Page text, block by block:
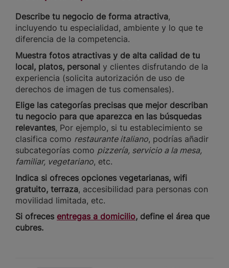
Describe tu negocio de forma atractiva,
incluyendo tu especialidad, ambiente y lo que te
diferencia de la competencia.
Muestra fotos atractivas y de alta calidad de tu
local, platos, personal y clientes disfrutando de la
experiencia (solicita autorización de uso de
derechos de imagen de tus comensales).
Elige las categorías precisas que mejor describan
tu negocio para que aparezca en las búsquedas
relevantes, Por ejemplo, si tu establecimiento se
clasifica como restaurante italiano, podrías añadir
subcategorías como pizzería, servicio a la mesa,
familiar, vegetariano, etc.
Indica si ofreces opciones vegetarianas, wifi
gratuito, terraza, accesibilidad para personas con
movilidad limitada, etc.
Si ofreces entregas a domicilio, define el área que
cubres.